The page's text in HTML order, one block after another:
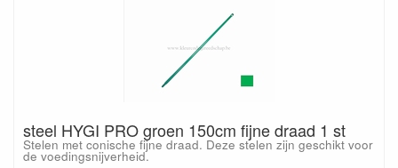
steel HYGI PRO groen 150cm fijne draad 1 st
Stelen met conische fijne draad. Deze stelen zijn geschikt voor
de voedingsnijverheid.